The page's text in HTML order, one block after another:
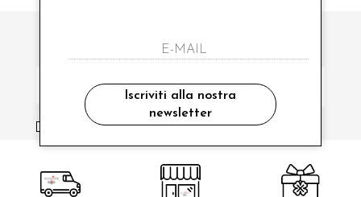
ISCRIVITI ALLA NOSTRA NEWSLETTER
ho letto ed accettato le condizioni sulla privacy.
Iscriviti alla nostra
newsletter